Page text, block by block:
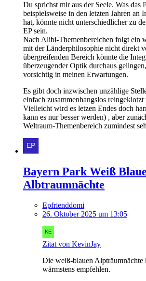
Du sprichst mir aus der Seele. Was das
beispielsweise in den letzten Jahren an
hat, könnte nicht unterschiedlicher zu
EP sein.
Nach Alibi-Themenbereichen folgt ein
mit der Länderphilosophie nicht direkt
übergreifenden Bereich könnte die
überzeugender Optik durchaus
vorsichtig in meinen Erwartungen.
Es gibt doch inzwischen unzählige
einfach zusammenhangslos
Vielleicht wird es letzen Endes doch
kann es nur besser werden) , aber
Weltraum-Themenbereich zumindest
Bayern Park Weiß Blaue
Albtraumnächte
Epfrienddomi
26. Oktober 2025 um 13:05
Zitat von KevinJay
Die weiß-blauen Alpträumnächte
wärmstens empfehlen.